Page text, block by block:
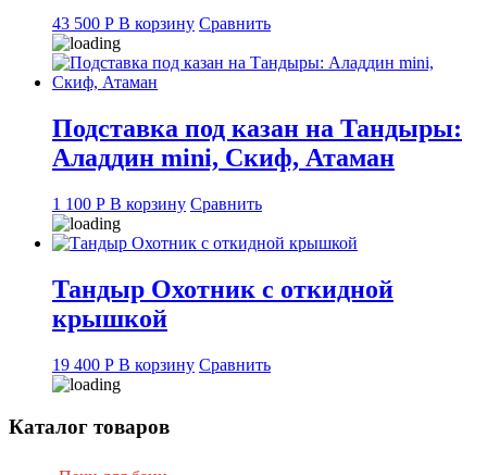
43 500 Р В корзину Сравнить
Подставка под казан на Тандыры:
Аладдин mini, Скиф, Атаман
1 100 Р В корзину Сравнить
Тандыр Охотник с откидной
крышкой
19 400 Р В корзину Сравнить
Каталог товаров